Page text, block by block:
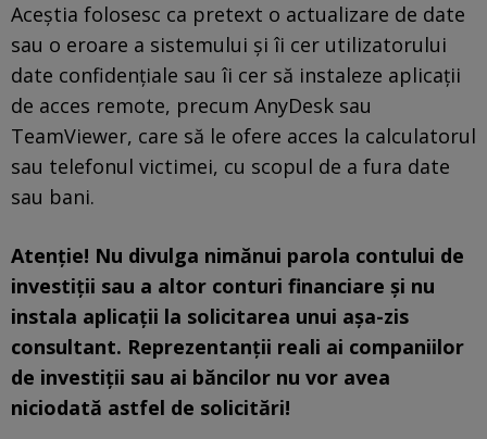
Aceștia folosesc ca pretext o actualizare de date
sau o eroare a sistemului și îi cer utilizatorului
date confidențiale sau îi cer să instaleze aplicații
de acces remote, precum AnyDesk sau
TeamViewer, care să le ofere acces la calculatorul
sau telefonul victimei, cu scopul de a fura date
sau bani.
Atenție! Nu divulga nimănui parola contului de
investiții sau a altor conturi financiare și nu
instala aplicații la solicitarea unui așa-zis
consultant. Reprezentanții reali ai companiilor
de investiții sau ai băncilor nu vor avea
niciodată astfel de solicitări!